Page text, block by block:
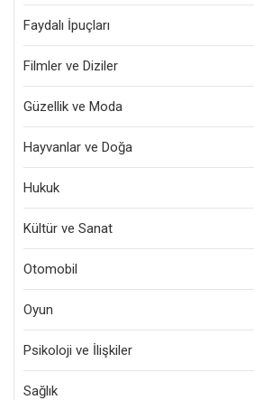
Faydalı İpuçları
Filmler ve Diziler
Güzellik ve Moda
Hayvanlar ve Doğa
Hukuk
Kültür ve Sanat
Otomobil
Oyun
Psikoloji ve İlişkiler
Sağlık